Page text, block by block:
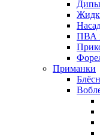
ПВА
Приманки